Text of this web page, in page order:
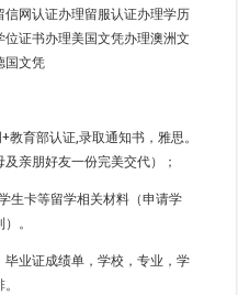
网认证办理留服认证办理学历
证书办理美国文凭办理澳洲文
国文凭
育部认证,录取通知书，雅思。
亲朋好友一份完美交代）；
生卡等留学相关材料（申请学
。
业证成绩单，学校，专业，学